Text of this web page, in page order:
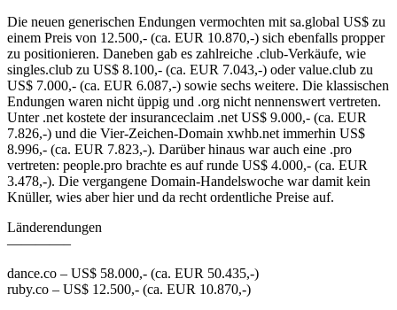
Die neuen generischen Endungen vermochten mit sa.global US$ zu
einem Preis von 12.500,- (ca. EUR 10.870,-) sich ebenfalls propper
zu positionieren. Daneben gab es zahlreiche .club-Verkäufe, wie
singles.club zu US$ 8.100,- (ca. EUR 7.043,-) oder value.club zu
US$ 7.000,- (ca. EUR 6.087,-) sowie sechs weitere. Die klassischen
Endungen waren nicht üppig und .org nicht nennenswert vertreten.
Unter .net kostete der insuranceclaim .net US$ 9.000,- (ca. EUR
7.826,-) und die Vier-Zeichen-Domain xwhb.net immerhin US$
8.996,- (ca. EUR 7.823,-). Darüber hinaus war auch eine .pro
vertreten: people.pro brachte es auf runde US$ 4.000,- (ca. EUR
3.478,-). Die vergangene Domain-Handelswoche war damit kein
Knüller, wies aber hier und da recht ordentliche Preise auf.
Länderendungen
————–
dance.co – US$ 58.000,- (ca. EUR 50.435,-)
ruby.co – US$ 12.500,- (ca. EUR 10.870,-)